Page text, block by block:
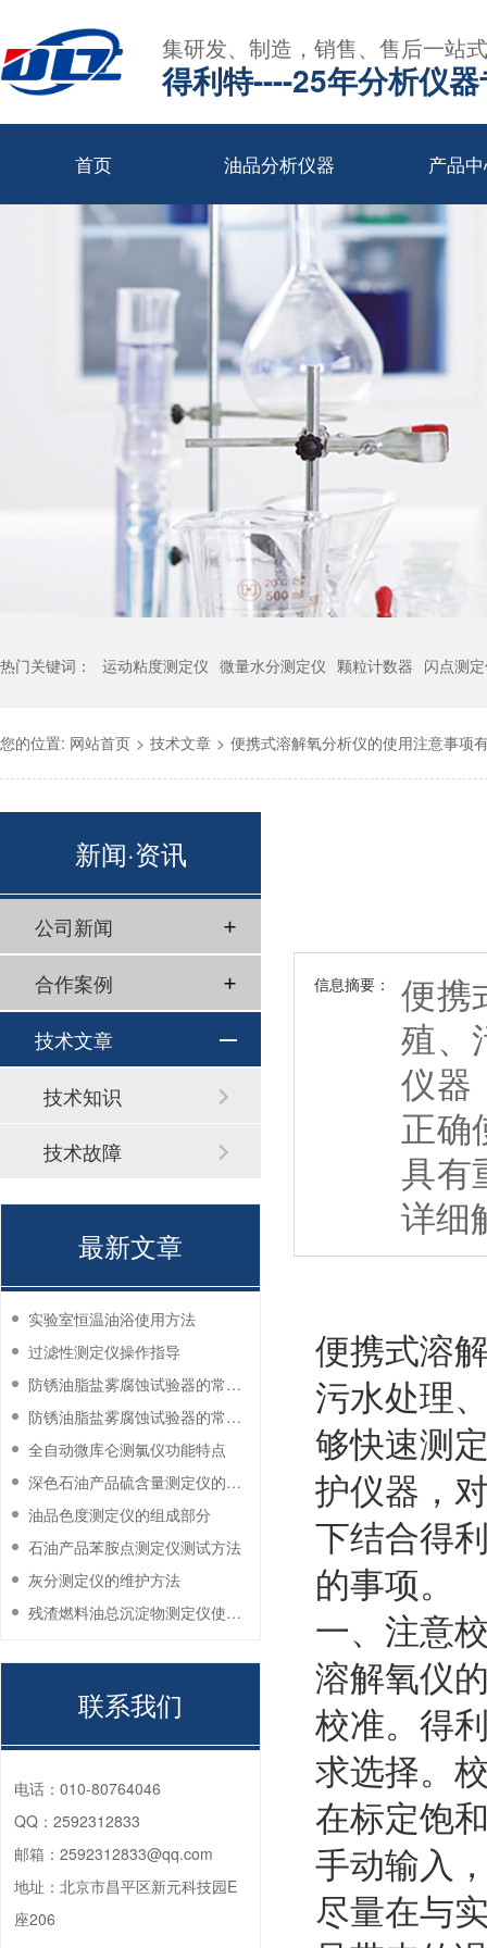
集研发、制造，销售、售后一站
得利特----25年分析仪
首页 油品分析仪器 产品
热门关键词： 运动粘度测定仪 微量水分测定仪 颗粒计数器 闪点测
您的位置: 网站首页 > 技术文章 > 便携式溶解氧分析仪的使用注意事项
信息摘要：
便携
殖、
仪器
正确
具有
详细
便携式溶
污水处理
够快速测
护仪器，
下结合得
的事项。
一、注意
溶解氧仪
校准。得
求选择。
在标定饱
手动输入
尽量在与
新闻·资讯
公司新闻
合作案例
技术文章
技术知识
技术故障
最新文章
实验室恒温油浴使用方法
过滤性测定仪操作指导
防锈油脂盐雾腐蚀试验器的常见故障与解决方法
防锈油脂盐雾腐蚀试验器的常见故障与解决方法
全自动微库仑测氯仪功能特点
深色石油产品硫含量测定仪的工作环境要求
油品色度测定仪的组成部分
石油产品苯胺点测定仪测试方法
灰分测定仪的维护方法
残渣燃料油总沉淀物测定仪使用注意事项
联系我们
电话： 010-80764046
QQ： 2592312833
邮箱： 2592312833@qq.com
地址： 北京市昌平区新元科技园E
座206